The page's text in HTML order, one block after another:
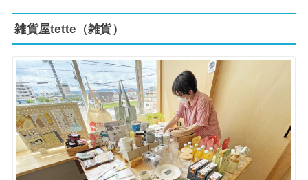
雑貨屋tette（雑貨）